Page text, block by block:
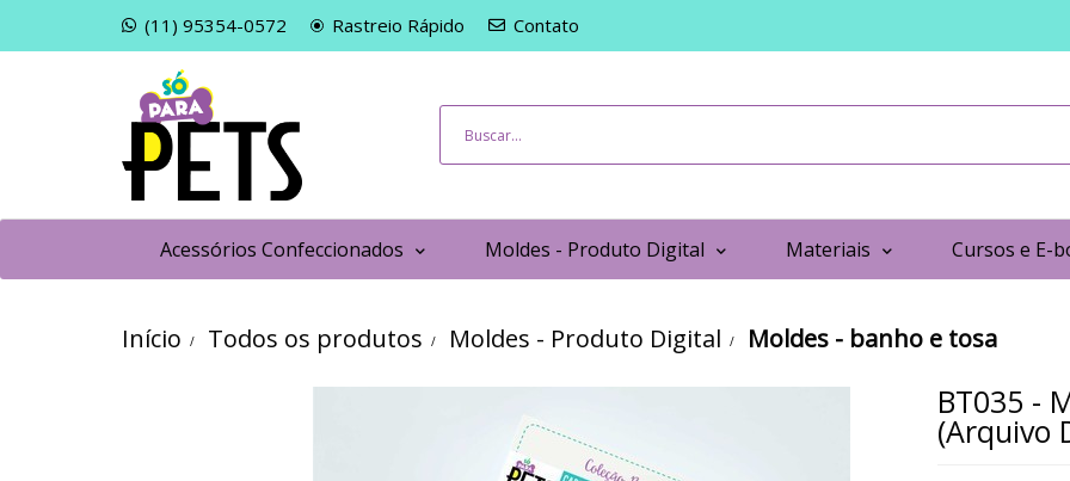
(11) 95354-0572 Rastreio Rápido Contato
Acessórios Confeccionados Moldes - Produto Digital Materiais Cursos e E-
Início Todos os produtos Moldes - Produto Digital Moldes - banho e tosa
BT035 -
(Arquivo